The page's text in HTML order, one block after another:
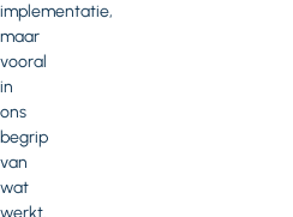
implementatie,
maar
vooral
in
ons
begrip
van
wat
werkt.